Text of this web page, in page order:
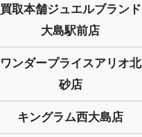
買取本舗ジュエルブランド
大島駅前店
ワンダープライスアリオ北
砂店
キングラム西大島店